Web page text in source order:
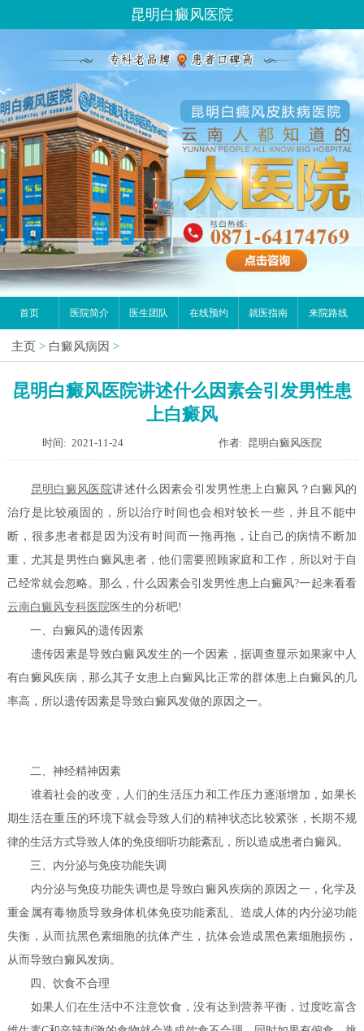
昆明白癜风医院
首页 医院简介 医生团队 在线预约 就医指南 来院路线
主页 > 白癜风病因 >
昆明白癜风医院讲述什么因素会引发男性患
上白癜风
时间: 2021-11-24 作者: 昆明白癜风医院
昆明 白癜风 医院讲述什么因素会引发男性患上白癜风？白癜风的
治疗是比较顽固的，所以治疗时间也会相对较长一些，并且不能中
断，很多患者都是因为没有时间而一拖再拖，让自己的病情不断加
重，尤其是男性白癜风患者，他们需要照顾家庭和工作，所以对于自
己经常就会忽略。那么，什么因素会引发男性患上白癜风?一起来看看
云南白癜风专科医院 医生的分析吧!
一、白癜风的遗传因素
遗传因素是导致白癜风发生的一个因素，据调查显示如果家中人
有白癜风疾病，那么其子女患上白癜风比正常的群体患上白癜风的几
率高，所以遗传因素是导致白癜风发做的原因之一。
二、神经精神因素
谁着社会的改变，人们的生活压力和工作压力逐渐增加，如果长
期生活在重压的环境下就会导致人们的精神状态比较紧张，长期不规
律的生活方式导致人体的免疫细听功能紊乱，所以造成患者白癜风。
三、内分泌与免疫功能失调
内分泌与免疫功能失调也是导致白癜风疾病的原因之一，化学及
重金属有毒物质导致身体机体免疫功能紊乱、造成人体的内分泌功能
失衡，从而抗黑色素细胞的抗体产生，抗体会造成黑色素细胞损伤，
从而导致白癜风发病。
四、饮食不合理
如果人们在生活中不注意饮食，没有达到营养平衡，过度吃富含